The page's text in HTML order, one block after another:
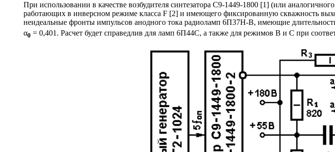
При использовании в качестве возбудителя синтезатора С9-1449-1800 [1] (или
работающих в инверсном режиме класса F [2] и имеющего фиксированную скважность
неидеальные фронты импульсов анодного тока радиоламп 6П37Н-В, имеющие
α0 = 0,401. Расчет будет справедлив для ламп 6П44С, а также для режимов B и C при